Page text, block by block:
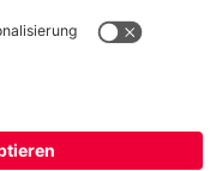
zu liefern!